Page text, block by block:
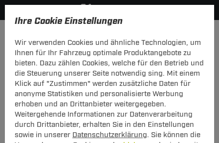
Ihre Cookie Einstellungen
Wir verwenden Cookies und ähnliche Technologien, um
Ihnen für Ihr Fahrzeug optimale Produktangebote zu
bieten. Dazu zählen Cookies, welche für den Betrieb und
die Steuerung unserer Seite notwendig sing. Mit einem
Klick auf "Zustimmen" werden zusätzliche Daten für
anonyme Statistiken und personalisierte Werbung
erhoben und an Drittanbieter weitergegeben.
Weitergehende Informationen zur Datenverarbeitung
durch Drittanbieter, erhalten Sie in den Einstellungen
sowie in unserer Datenschutzerklärung. Sie können die
Hier geht's zur Fahrzeugübersicht: VW Golf V Fliessheck
Heck-Fahrradträger Stand Up 2 für VW
Golf V Fliessheck Typ 1K1 (10.2003 -
09.2008)